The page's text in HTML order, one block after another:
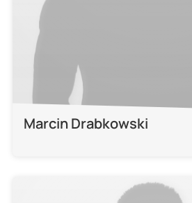
Marcin Drabkowski